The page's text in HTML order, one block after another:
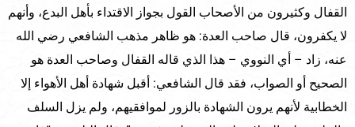
القفال وكثيرون من الأصحاب القول بجواز الاقتداء بأهل البدع، وأنهم
لا يكفرون، قال صاحب العدة: هو ظاهر مذهب الشافعي رضي الله
عنه، زاد – أي النووي – هذا الذي قاله القفال وصاحب العدة هو
الصحيح أو الصواب، فقد قال الشافعي: أقبل شهادة أهل الأهواء إلا
الخطابية لأنهم يرون الشهادة بالزور لموافقيهم، ولم يزل السلف